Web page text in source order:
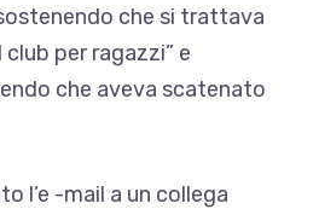
che si trattava
per ragazzi” e
che aveva scatenato
l’e -mail a un collega